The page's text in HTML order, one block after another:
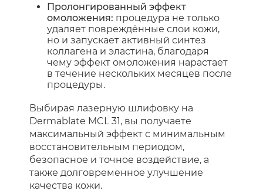
Пролонгированный эффект
омоложения: процедура не только
удаляет повреждённые слои кожи,
но и запускает активный синтез
коллагена и эластина, благодаря
чему эффект омоложения нарастает
в течение нескольких месяцев после
процедуры.
Выбирая лазерную шлифовку на
Dermablate MCL 31, вы получаете
максимальный эффект с минимальным
восстановительным периодом,
безопасное и точное воздействие, а
также долговременное улучшение
качества кожи.